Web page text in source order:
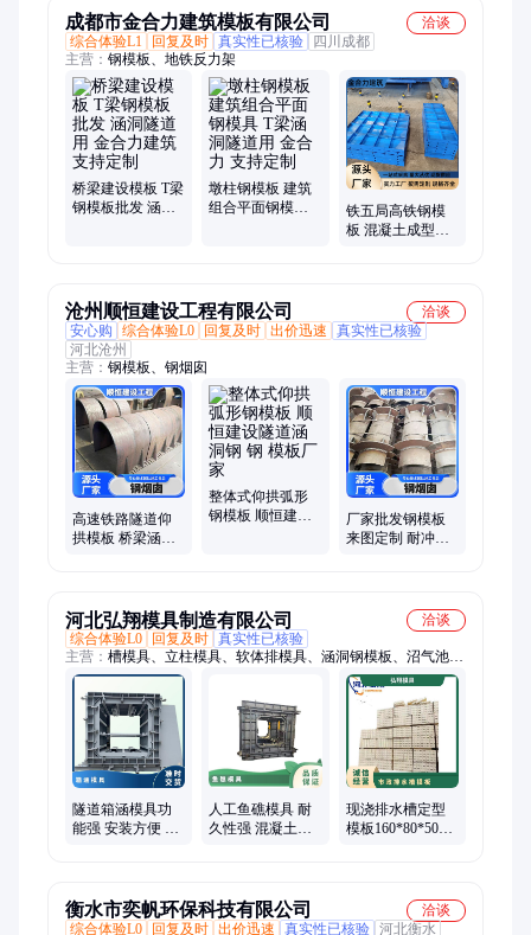
成都市金合力建筑模板有限公司
洽谈
综合体验L1
回复及时 真实性已核验
四川成都
主营： 钢模板、地铁反力架
桥梁建设模板 T梁
钢模板批发 涵洞
墩柱钢模板 建筑
组合平面钢模具 T
铁五局高铁钢模
板 混凝土成型工
沧州顺恒建设工程有限公司
洽谈
安心购
综合体验L0 回复及时 出价迅速
真实性已核验
河北沧州
主营： 钢模板、钢烟囱
高速铁路隧道仰
拱模板 桥梁涵洞
整体式仰拱弧形
钢模板 顺恒建设
厂家批发钢模板
来图定制 耐冲击
河北弘翔模具制造有限公司
洽谈
综合体验L0
回复及时 真实性已核验
主营： 槽模具、立柱模具、软体排模具、涵洞钢模板、沼气池模
具、检查井模具、扭王块模板、隔离带模具、光伏墩模具、衬砌
拱模板、化粪池模具、路牙石模具、水泥井模具、圆柱子模板、
缆槽塑料模具、拱形护坡模具、防护护栏模板、预制界碑模具、
防护栅栏模具、防撞护栏模板、路基栅栏模具、扭王块字块模
具、倒角路侧石模具、四脚防浪块模具、道路防撞墙模板、水泥
活动房模具
隧道箱涵模具功
能强 安装方便 地
人工鱼礁模具 耐
久性强 混凝土渔
现浇排水槽定型
模板160*80*50平
衡水市奕帆环保科技有限公司
洽谈
综合体验L0
回复及时 出价迅速 真实性已核验 河北衡水